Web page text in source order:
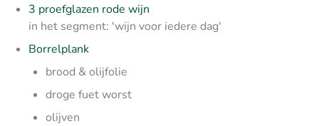
3 proefglazen rode wijn
in het segment: 'wijn voor iedere dag'
Borrelplank
brood & olijfolie
droge fuet worst
olijven